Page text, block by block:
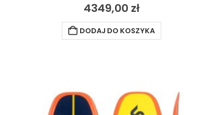
4349,00 zł
DODAJ DO KOSZYKA